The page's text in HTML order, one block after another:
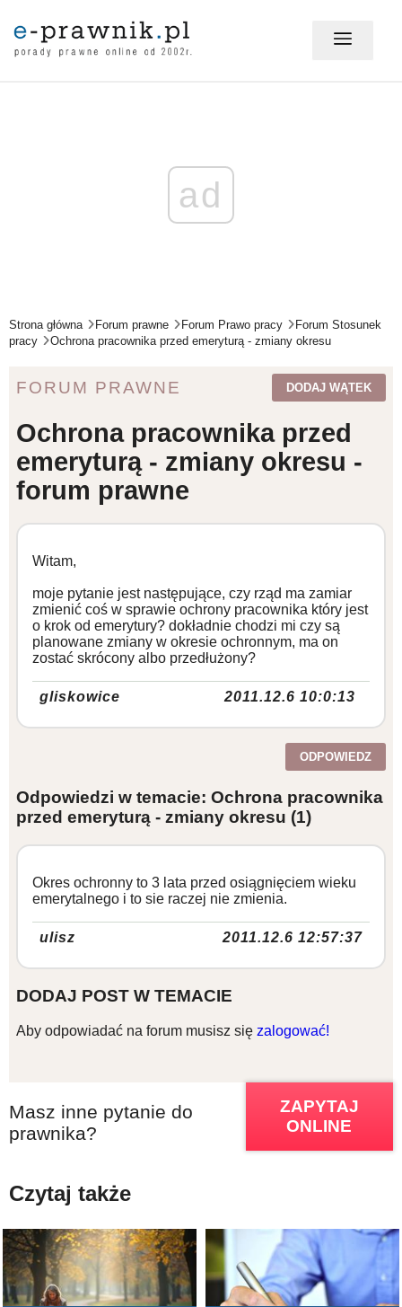
PORADY PRAWNE ONLINE
WZORY DOKUMENTÓW
FORUM PRAWNE
ad
Strona główna Forum prawne Forum Prawo pracy
Forum Stosunek
pracy
Ochrona pracownika przed emeryturą - zmiany okresu
FORUM PRAWNE DODAJ WĄTEK
Ochrona pracownika przed
emeryturą - zmiany okresu -
forum prawne
Witam,
moje pytanie jest następujące, czy rząd ma zamiar
zmienić coś w sprawie ochrony pracownika który jest
o krok od emerytury? dokładnie chodzi mi czy są
planowane zmiany w okresie ochronnym, ma on
zostać skrócony albo przedłużony?
gliskowice 2011.12.6 10:0:13
ODPOWIEDZ
Odpowiedzi w temacie: Ochrona pracownika
przed emeryturą - zmiany okresu (1)
Okres ochronny to 3 lata przed osiągnięciem wieku
emerytalnego i to sie raczej nie zmienia.
ulisz 2011.12.6 12:57:37
DODAJ POST W TEMACIE
Aby odpowiadać na forum musisz się zalogować!
Masz inne pytanie do
prawnika?
ZAPYTAJ
ONLINE
Czytaj także